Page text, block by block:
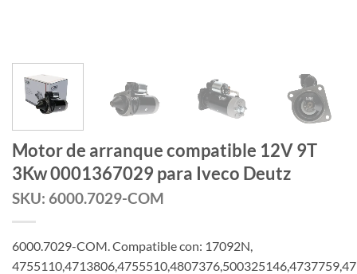
Motor de arranque compatible 12V 9T
3Kw 0001367029 para Iveco Deutz
SKU: 6000.7029-COM
6000.7029-COM. Compatible con: 17092N,